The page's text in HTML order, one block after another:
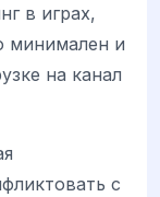
в играх,
минимален и
на канал
с